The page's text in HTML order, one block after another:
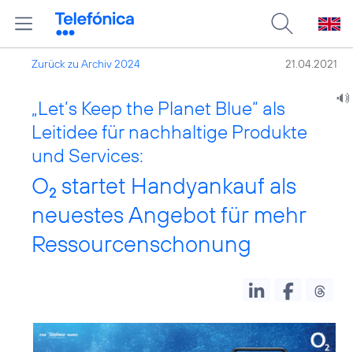
Zurück zu Archiv 2024 21.04.2021
„Let’s Keep the Planet Blue“ als
Leitidee für nachhaltige Produkte
und Services:
O2 startet Handyankauf als
neuestes Angebot für mehr
Ressourcenschonung